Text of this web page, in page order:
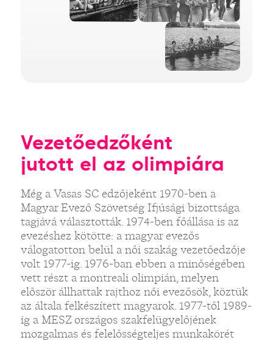
Vezetőedzőként
jutott el az olimpiára
Még a Vasas SC edzőjeként 1970-ben a
Magyar Evező Szövetség Ifjúsági bizottsága
tagjává választották. 1974-ben főállása is az
evezéshez kötötte: a magyar evezős
válogatotton belül a női szakág vezetőedzője
volt 1977-ig. 1976-ban ebben a minőségében
vett részt a montreali olimpián, melyen
először állhattak rajthoz női evezősök, köztük
az általa felkészített magyarok. 1977-től 1989-
ig a MESZ országos szakfelügyelőjének
mozgalmas és felelősségteljes munkakörét